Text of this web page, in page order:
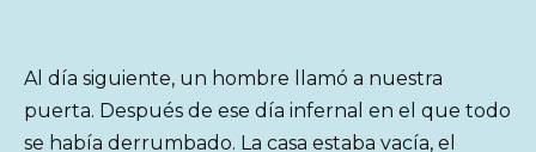
Al día siguiente, un hombre llamó a nuestra
puerta. Después de ese día infernal en el que todo
se había derrumbado. La casa estaba vacía, el